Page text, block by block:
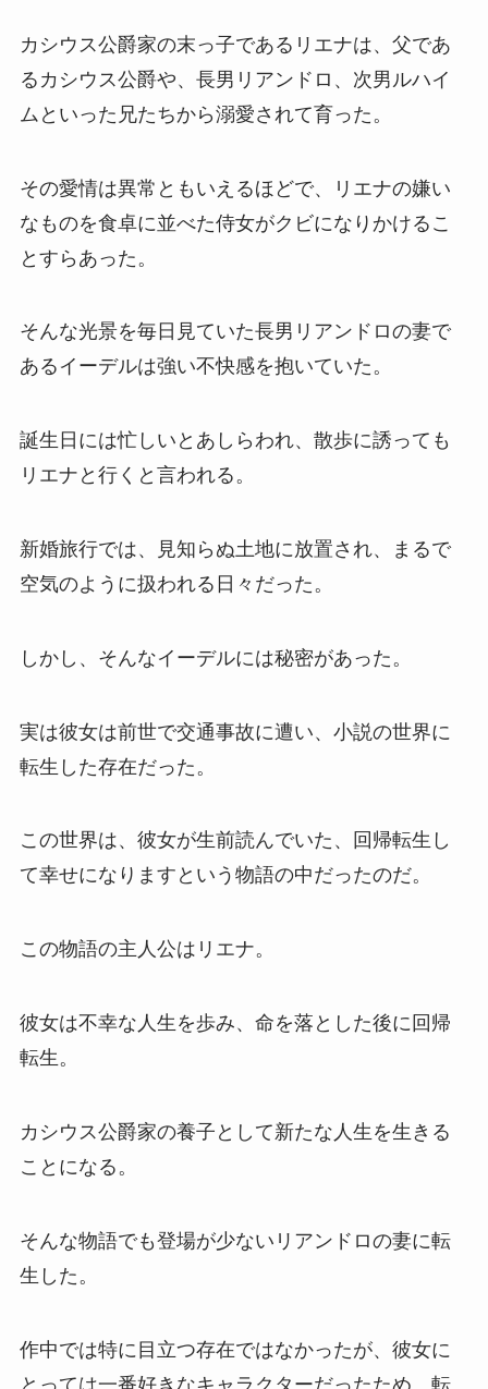
カシウス公爵家の末っ子であるリエナは、父であ
るカシウス公爵や、長男リアンドロ、次男ルハイ
ムといった兄たちから溺愛されて育った。
その愛情は異常ともいえるほどで、リエナの嫌い
なものを食卓に並べた侍女がクビになりかけるこ
とすらあった。
そんな光景を毎日見ていた長男リアンドロの妻で
あるイーデルは強い不快感を抱いていた。
誕生日には忙しいとあしらわれ、散歩に誘っても
リエナと行くと言われる。
新婚旅行では、見知らぬ土地に放置され、まるで
空気のように扱われる日々だった。
しかし、そんなイーデルには秘密があった。
実は彼女は前世で交通事故に遭い、小説の世界に
転生した存在だった。
この世界は、彼女が生前読んでいた、回帰転生し
て幸せになりますという物語の中だったのだ。
この物語の主人公はリエナ。
彼女は不幸な人生を歩み、命を落とした後に回帰
転生。
カシウス公爵家の養子として新たな人生を生きる
ことになる。
そんな物語でも登場が少ないリアンドロの妻に転
生した。
作中では特に目立つ存在ではなかったが、彼女に
とっては一番好きなキャラクターだったため、転